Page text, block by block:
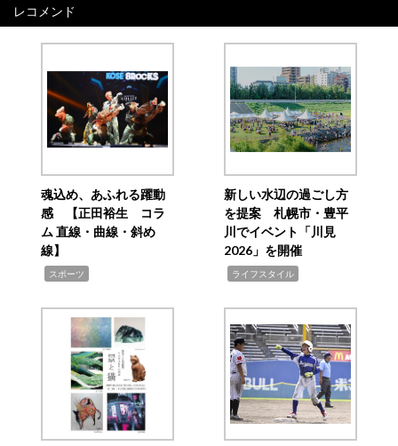
レコメンド
魂込め、あふれる躍動
感 【正田裕生 コラ
ム 直線・曲線・斜め
線】
スポーツ
新しい水辺の過ごし方
を提案 札幌市・豊平
川でイベント「川見
2026」を開催
ライフスタイル